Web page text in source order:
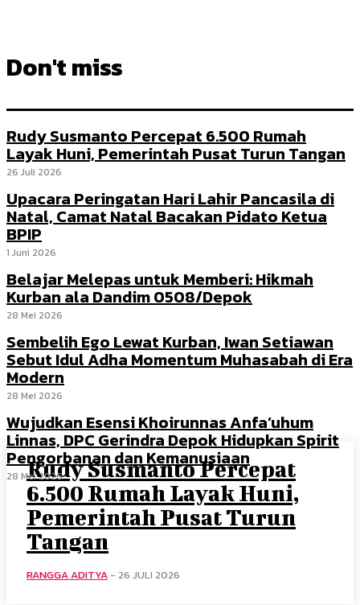
Don't miss
Rudy Susmanto Percepat 6.500 Rumah
Layak Huni, Pemerintah Pusat Turun Tangan
26 Juli 2026
Upacara Peringatan Hari Lahir Pancasila di
Natal, Camat Natal Bacakan Pidato Ketua
BPIP
1 Juni 2026
Belajar Melepas untuk Memberi: Hikmah
Kurban ala Dandim 0508/Depok
28 Mei 2026
Sembelih Ego Lewat Kurban, Iwan Setiawan
Sebut Idul Adha Momentum Muhasabah di Era
Modern
28 Mei 2026
Wujudkan Esensi Khoirunnas Anfa’uhum
Linnas, DPC Gerindra Depok Hidupkan Spirit
Pengorbanan dan Kemanusiaan
28 Mei 2026
Rudy Susmanto Percepat
6.500 Rumah Layak Huni,
Pemerintah Pusat Turun
Tangan
RANGGA ADITYA - 26 JULI 2026